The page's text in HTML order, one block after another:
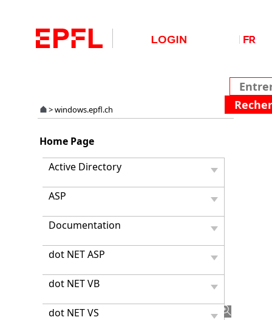
>windows.epfl.ch
Home Page
Active Directory
ASP
Documentation
dot NET ASP
dot NET VB
dot NET VS